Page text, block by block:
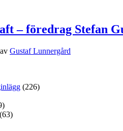
– föredrag Stefan
av Gustaf Lunnergård
(226)
(63)